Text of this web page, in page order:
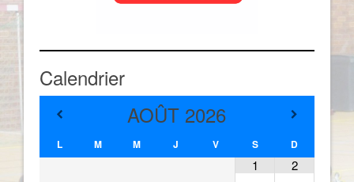
Calendrier
AOÛT 2026
L M M J V S D
1 2